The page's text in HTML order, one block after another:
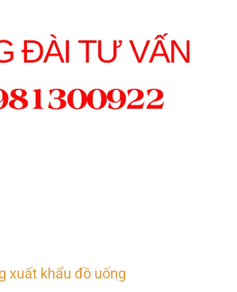
xuất khẩu đồ uống